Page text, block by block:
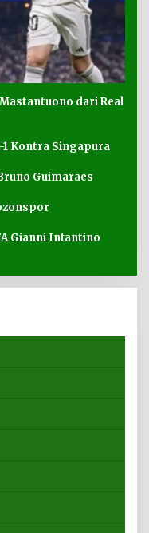
dari Real
Kontra Singapura
Guimaraes
Gianni Infantino